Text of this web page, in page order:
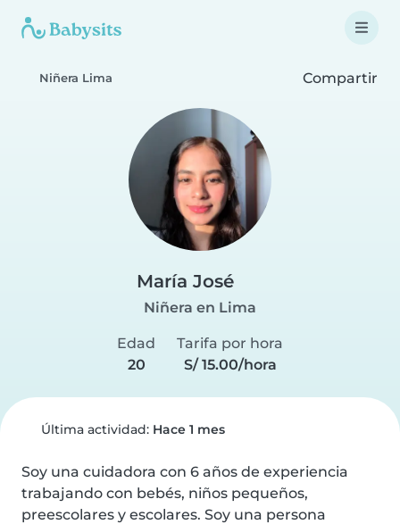
Niñera Lima Compartir
María José
Niñera en Lima
Edad
20
Tarifa por hora
S/ 15.00/hora
Última actividad: Hace 1 mes
Soy una cuidadora con 6 años de experiencia
trabajando con bebés, niños pequeños,
preescolares y escolares. Soy una persona